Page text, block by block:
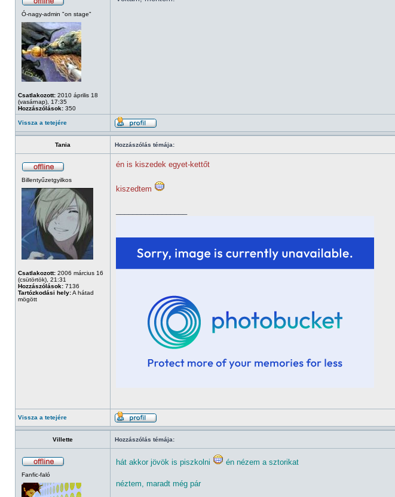
Ó-nagy-admin "on stage"
Csatlakozott: 2010 április 18
(vasárnap), 17:35
Hozzászólások: 350
Vissza a tetejére
Tania Hozzászólás témája:
Billentyűzetgyilkos
Csatlakozott: 2006 március 16
(csütörtök), 21:31
Hozzászólások: 7136
Tartózkodási hely:A hátad
mögött
én is kiszedek egyet-kettőt
kiszedtem
Vissza a tetejére
Villette Hozzászólás témája:
Fanfic-faló
hát akkor jövök is piszkolni én nézem a sztorikat
néztem, maradt még pár